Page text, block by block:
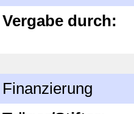
Vergabe durch:
Finanzierung